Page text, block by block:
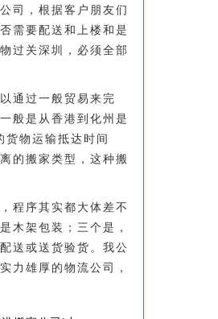
司，根据客户朋友们
需要配送和上楼和是
过关深圳，必须全部
通过一般贸易来完
般是从香港到化州是
货物运输抵达时间
的搬家类型，这种搬
程序其实都大体差不
木架包装；三个是，
送或送货验货。我公
力雄厚的物流公司，